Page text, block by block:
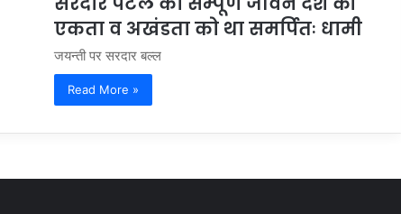
एकता व अखंडता को था समर्पितः धामी
जयन्ती पर सरदार बल्ल
Read More »